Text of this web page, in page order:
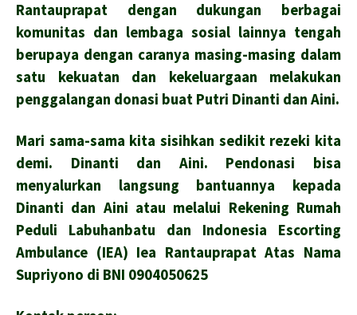
Rantauprapat dengan dukungan berbagai
komunitas dan lembaga sosial lainnya tengah
berupaya dengan caranya masing-masing dalam
satu kekuatan dan kekeluargaan melakukan
penggalangan donasi buat Putri Dinanti dan Aini.
Mari sama-sama kita sisihkan sedikit rezeki kita
demi. Dinanti dan Aini. Pendonasi bisa
menyalurkan langsung bantuannya kepada
Dinanti dan Aini atau melalui Rekening Rumah
Peduli Labuhanbatu dan Indonesia Escorting
Ambulance (IEA) Iea Rantauprapat Atas Nama
Supriyono di BNI 0904050625